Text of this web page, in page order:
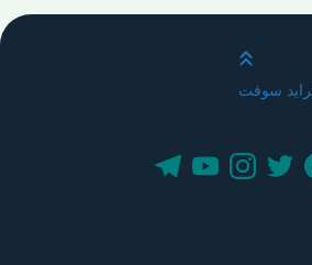
قم بالتمرير لأعلى
سوفت